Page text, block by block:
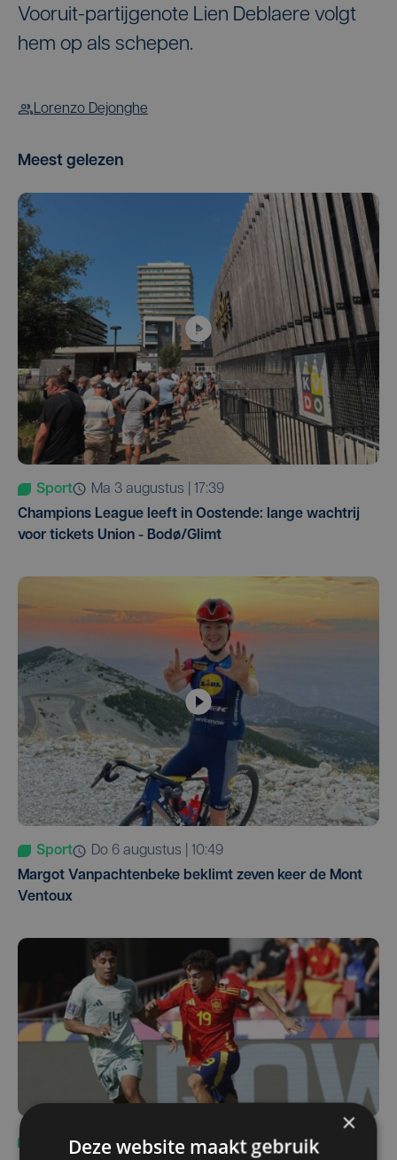
Vooruit-partijgenote Lien Deblaere volgt
hem op als schepen.
Lorenzo Dejonghe
Meest gelezen
Sport
ma 3 augustus | 17:39
Champions League leeft in Oostende: lange wachtrij
voor tickets Union - Bodø/Glimt
Sport
do 6 augustus | 10:49
Margot Vanpachtenbeke beklimt zeven keer de Mont
Ventoux
Sport
za 8 augustus | 12:42
×
Deze website maakt gebruik